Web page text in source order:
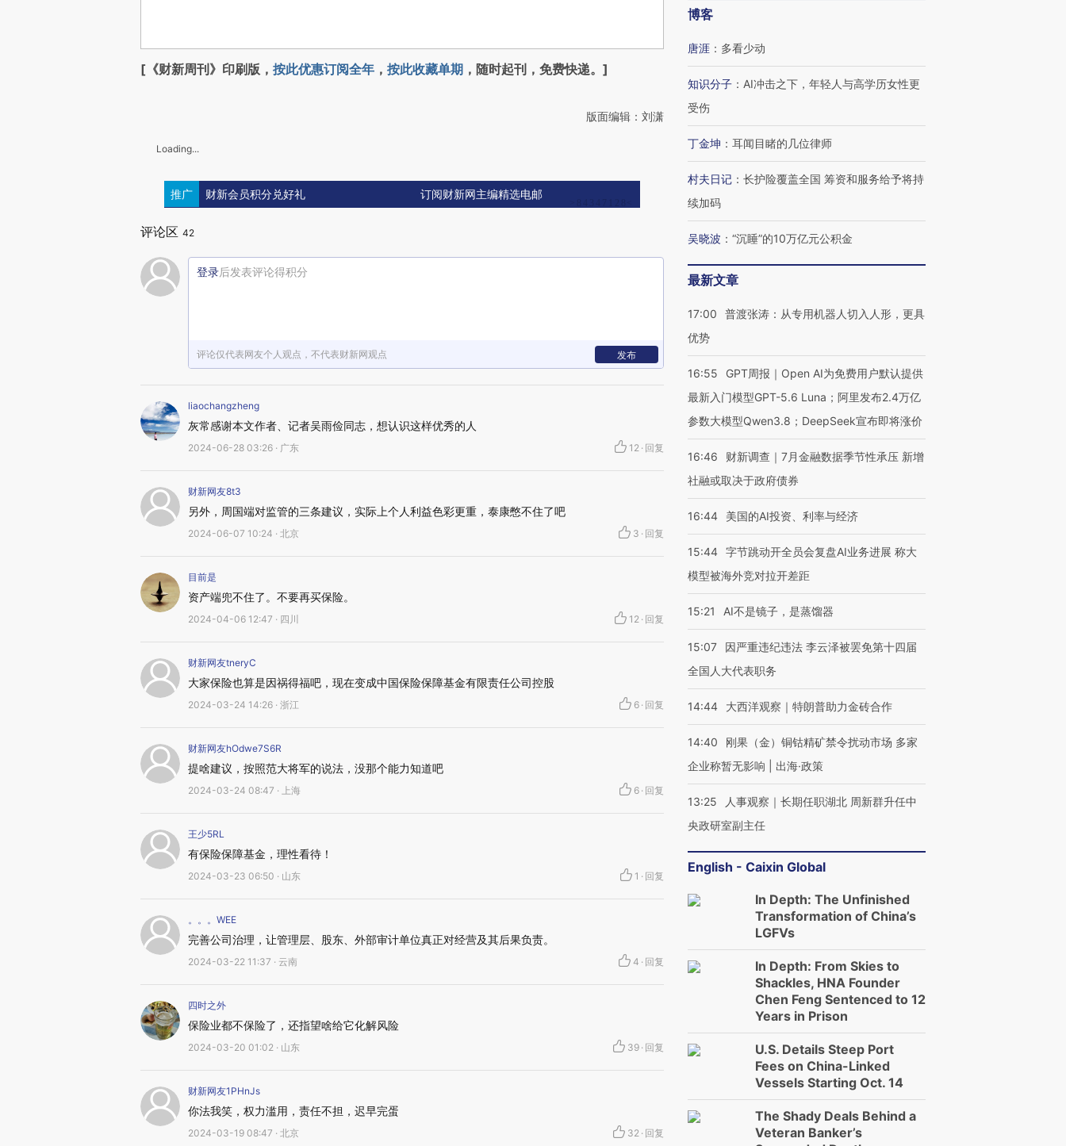
[《财新周刊》印刷版， 按此优惠订阅全年 ， 按此收藏单期 ，随时起刊，免费快递。]
版面编辑：刘潇
Loading...
推广 财新会员积分兑好礼 订阅财新网主编精选电邮
评论区 42
登录后发表评论得积分
评论仅代表网友个人观点，不代表财新网观点 发布
liaochangzheng
灰常感谢本文作者、记者吴雨俭同志，想认识这样优秀的人
2024-06-28 03:26 · 广东 12 · 回复
财新网友8t3
另外，周国端对监管的三条建议，实际上个人利益色彩更重，泰康憋不住了吧
2024-06-07 10:24 · 北京 3 · 回复
目前是
资产端兜不住了。不要再买保险。
2024-04-06 12:47 · 四川 12 · 回复
财新网友tneryC
大家保险也算是因祸得福吧，现在变成中国保险保障基金有限责任公司控股
2024-03-24 14:26 · 浙江 6 · 回复
财新网友hOdwe7S6R
提啥建议，按照范大将军的说法，没那个能力知道吧
2024-03-24 08:47 · 上海 6 · 回复
王少5RL
有保险保障基金，理性看待！
2024-03-23 06:50 · 山东 1 · 回复
。。。WEE
完善公司治理，让管理层、股东、外部审计单位真正对经营及其后果负责。
2024-03-22 11:37 · 云南 4 · 回复
四时之外
保险业都不保险了，还指望啥给它化解风险
2024-03-20 01:02 · 山东 39 · 回复
财新网友1PHnJs
你法我笑，权力滥用，责任不担，迟早完蛋
2024-03-19 08:47 · 北京 32 · 回复
博客
唐涯 ： 多看少动
知识分子 ： AI冲击之下，年轻人与高学历女性更
受伤
丁金坤 ： 耳闻目睹的几位律师
村夫日记 ： 长护险覆盖全国 筹资和服务给予将持
续加码
吴晓波 ： “沉睡”的10万亿元公积金
最新文章
17:00
普渡张涛：从专用机器人切入人形，更具
优势
16:55
GPT周报｜Open AI为免费用户默认提供
最新入门模型GPT-5.6 Luna；阿里发布2.4万亿
参数大模型Qwen3.8；DeepSeek宣布即将涨价
16:46
财新调查｜7月金融数据季节性承压 新增
社融或取决于政府债券
16:44 美国的AI投资、利率与经济
15:44 字节跳动开全员会复盘AI业务进展 称大
模型被海外竞对拉开差距
15:21 AI不是镜子，是蒸馏器
15:07
因严重违纪违法 李云泽被罢免第十四届
全国人大代表职务
14:44 大西洋观察｜特朗普助力金砖合作
14:40
刚果（金）铜钴精矿禁令扰动市场 多家
企业称暂无影响 | 出海·政策
13:25
人事观察｜长期任职湖北 周新群升任中
央政研室副主任
English - Caixin Global
In Depth: The Unfinished
Transformation of China’s
LGFVs
In Depth: From Skies to
Shackles, HNA Founder
Chen Feng Sentenced to 12
Years in Prison
U.S. Details Steep Port
Fees on China-Linked
Vessels Starting Oct. 14
The Shady Deals Behind a
Veteran Banker’s